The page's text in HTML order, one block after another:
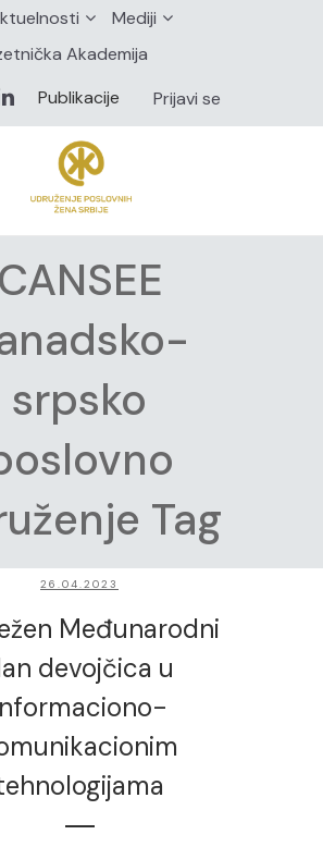
Mediji
Akademija
Publikacije
Prijavi se
CANSEE
srpsko
Tag
26.04.2023
Međunarodni
devojčica u